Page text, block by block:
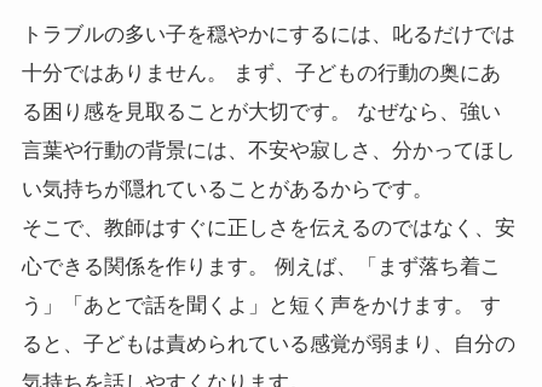
トラブルの多い子を穏やかにするには、叱るだけでは
十分ではありません。 まず、子どもの行動の奥にあ
る困り感を見取ることが大切です。 なぜなら、強い
言葉や行動の背景には、不安や寂しさ、分かってほし
い気持ちが隠れていることがあるからです。
そこで、教師はすぐに正しさを伝えるのではなく、安
心できる関係を作ります。 例えば、「まず落ち着こ
う」「あとで話を聞くよ」と短く声をかけます。 す
ると、子どもは責められている感覚が弱まり、自分の